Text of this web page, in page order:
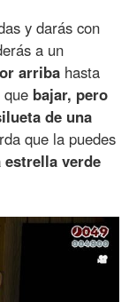
y darás con
a un
arriba hasta
bajar, pero
de una
que la puedes
estrella verde